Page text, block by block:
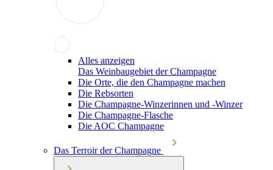
Alles anzeigen
Das Weinbaugebiet der Champagne
Die Orte, die den Champagne machen
Die Rebsorten
Die Champagne-Winzerinnen und -Winzer
Die Champagne-Flasche
Die AOC Champagne
Das Terroir der Champagne